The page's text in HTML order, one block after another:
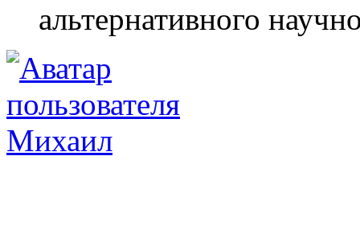
альтернативного
Михаил